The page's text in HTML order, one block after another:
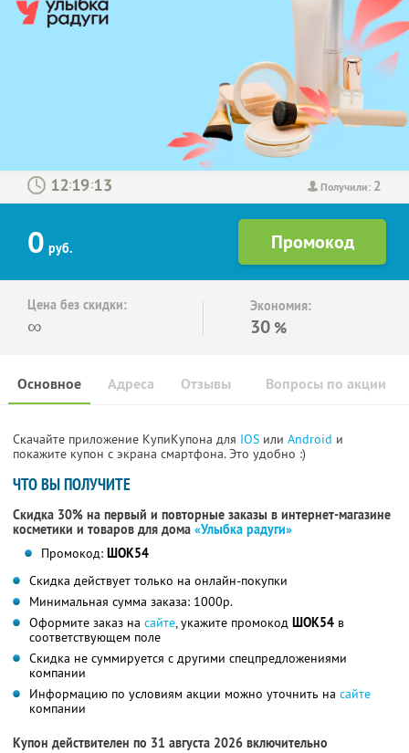
Получили: 2
: :
0 руб.
Цена без скидки:
∞
Экономия:
30 %
Основное Отзывы Вопросы по акции
Адреса
Скачайте приложение КупиКупона для IOS или Android и
покажите купон с экрана смартфона. Это удобно :)
ЧТО ВЫ ПОЛУЧИТЕ
Скидка 30% на первый и повторные заказы в интернет-магазине
косметики и товаров для дома «Улыбка радуги»
Промокод: ШОК54
Скидка действует только на онлайн-покупки
Минимальная сумма заказа: 1000р.
Оформите заказ на сайте, укажите промокод ШОК54 в
соответствующем поле
Скидка не суммируется с другими спецпредложениями
компании
Информацию по условиям акции можно уточнить на сайте
компании
Купон действителен по 31 августа 2026 включительно